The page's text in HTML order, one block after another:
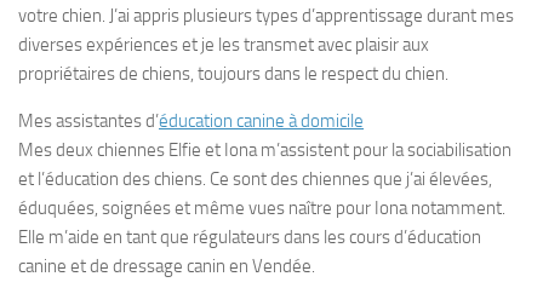
votre chien. J’ai appris plusieurs types d’apprentissage durant mes
diverses expériences et je les transmet avec plaisir aux
propriétaires de chiens, toujours dans le respect du chien.
Mes assistantes d’éducation canine à domicile
Mes deux chiennes Elfie et Iona m’assistent pour la sociabilisation
et l’éducation des chiens. Ce sont des chiennes que j’ai élevées,
éduquées, soignées et même vues naître pour Iona notamment.
Elle m’aide en tant que régulateurs dans les cours d’éducation
canine et de dressage canin en Vendée.